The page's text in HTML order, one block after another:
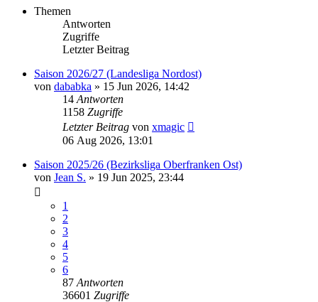
Themen
Antworten
Zugriffe
Letzter Beitrag
Saison 2026/27 (Landesliga Nordost)
von dababka » 15 Jun 2026, 14:42
14 Antworten
1158 Zugriffe
Letzter Beitrag von xmagic
06 Aug 2026, 13:01
Saison 2025/26 (Bezirksliga Oberfranken Ost)
von Jean S. » 19 Jun 2025, 23:44
1
2
3
4
5
6
87 Antworten
36601 Zugriffe